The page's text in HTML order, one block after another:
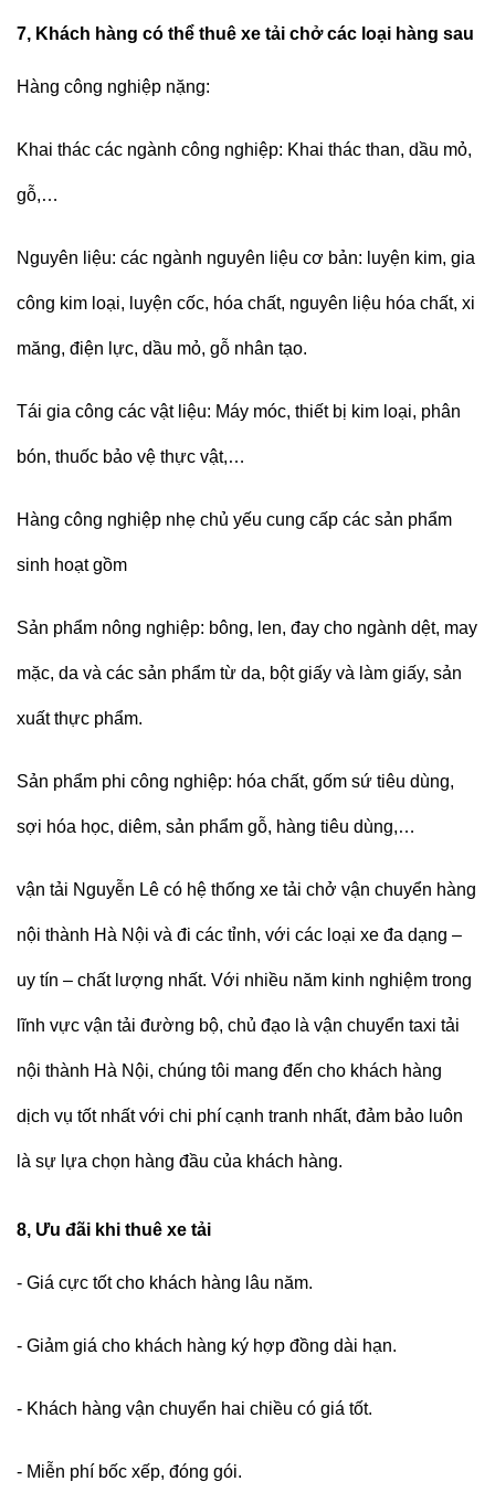
7, Khách hàng có thể thuê xe tải chở các loại hàng sau
Hàng công nghiệp nặng:
Khai thác các ngành công nghiệp: Khai thác than, dầu mỏ,
gỗ,…
Nguyên liệu: các ngành nguyên liệu cơ bản: luyện kim, gia
công kim loại, luyện cốc, hóa chất, nguyên liệu hóa chất, xi
măng, điện lực, dầu mỏ, gỗ nhân tạo.
Tái gia công các vật liệu: Máy móc, thiết bị kim loại, phân
bón, thuốc bảo vệ thực vật,…
Hàng công nghiệp nhẹ chủ yếu cung cấp các sản phẩm
sinh hoạt gồm
Sản phẩm nông nghiệp: bông, len, đay cho ngành dệt, may
mặc, da và các sản phẩm từ da, bột giấy và làm giấy, sản
xuất thực phẩm.
Sản phẩm phi công nghiệp: hóa chất, gốm sứ tiêu dùng,
sợi hóa học, diêm, sản phẩm gỗ, hàng tiêu dùng,…
vận tải Nguyễn Lê có hệ thống xe tải chở vận chuyển hàng
nội thành Hà Nội và đi các tỉnh, với các loại xe đa dạng –
uy tín – chất lượng nhất. Với nhiều năm kinh nghiệm trong
lĩnh vực vận tải đường bộ, chủ đạo là vận chuyển taxi tải
nội thành Hà Nội, chúng tôi mang đến cho khách hàng
dịch vụ tốt nhất với chi phí cạnh tranh nhất, đảm bảo luôn
là sự lựa chọn hàng đầu của khách hàng.
8, Ưu đãi khi thuê xe tải
- Giá cực tốt cho khách hàng lâu năm.
- Giảm giá cho khách hàng ký hợp đồng dài hạn.
- Khách hàng vận chuyển hai chiều có giá tốt.
- Miễn phí bốc xếp, đóng gói.